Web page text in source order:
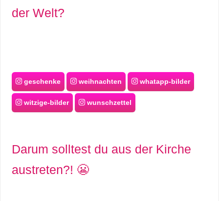
der Welt?
geschenke weihnachten whatapp-bilder
witzige-bilder wunschzettel
Darum solltest du aus der Kirche
austreten?! 😬